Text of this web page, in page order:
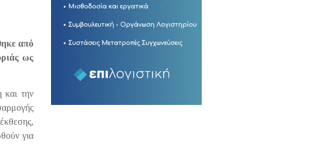
από
ως
και την
για